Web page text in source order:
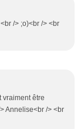
/> ;o)<br /> <br
vraiment être
Annelise<br /> <br